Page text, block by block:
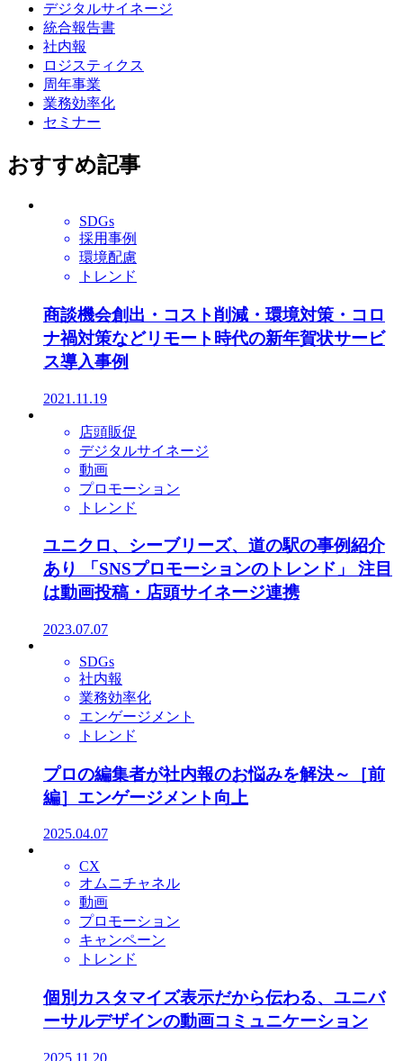
デジタルサイネージ
統合報告書
社内報
ロジスティクス
周年事業
業務効率化
セミナー
おすすめ記事
SDGs
採用事例
環境配慮
トレンド
商談機会創出・コスト削減・環境対策・コロ
ナ禍対策などリモート時代の新年賀状サービ
ス導入事例
2021.11.19
店頭販促
デジタルサイネージ
動画
プロモーション
トレンド
ユニクロ、シーブリーズ、道の駅の事例紹介
あり 「SNSプロモーションのトレンド」 注目
は動画投稿・店頭サイネージ連携
2023.07.07
SDGs
社内報
業務効率化
エンゲージメント
トレンド
プロの編集者が社内報のお悩みを解決～［前
編］エンゲージメント向上
2025.04.07
CX
オムニチャネル
動画
プロモーション
キャンペーン
トレンド
個別カスタマイズ表示だから伝わる、ユニバ
ーサルデザインの動画コミュニケーション
2025.11.20